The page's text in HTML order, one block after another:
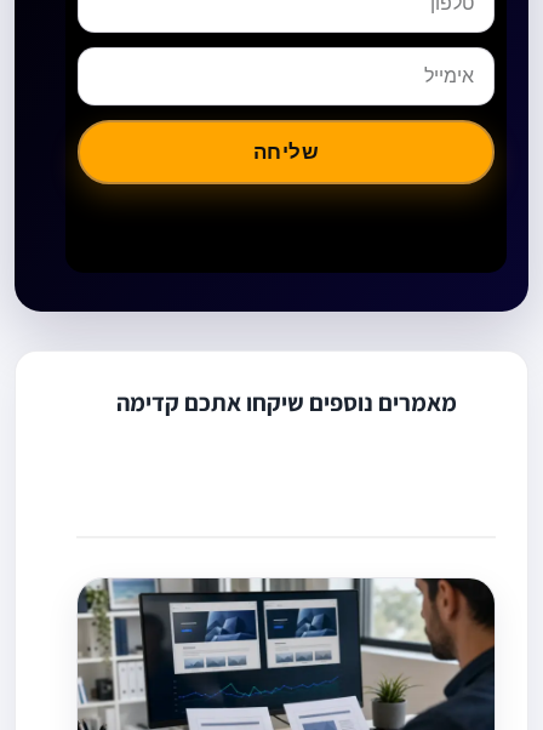
שליחה
מאמרים נוספים שיקחו אתכם קדימה